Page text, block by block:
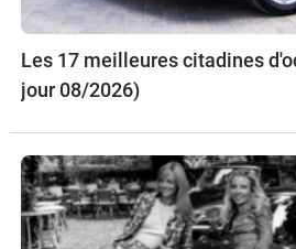
Les 17 meilleures citadines
jour 08/2026)